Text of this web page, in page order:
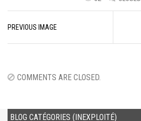
navigation
PREVIOUS IMAGE
COMMENTS ARE CLOSED.
BLOG CATÉGORIES (INEXPLOITÉ)